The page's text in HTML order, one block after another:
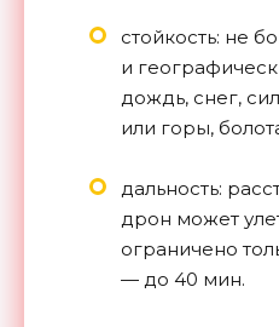
стойкость: не
и
дождь, снег,
или горы,
дальность:
дрон может
ограничено
— до 40 мин.